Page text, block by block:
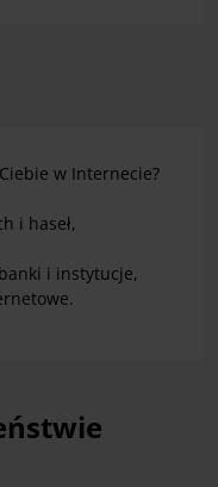
w Internecie?
i haseł,
i instytucje,